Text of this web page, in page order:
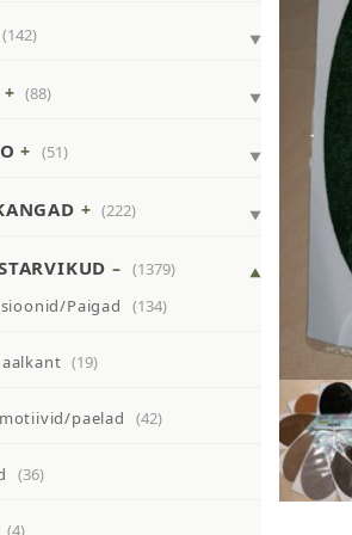
(142)
(88)
(51)
(222)
(1379)
Paigad
(134)
(19)
paelad (42)
(36)